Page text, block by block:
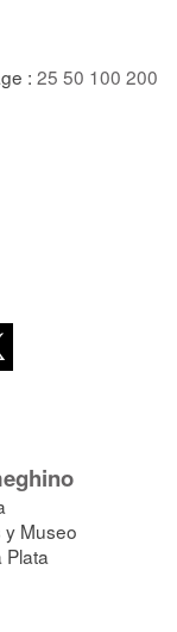
: 25 50 100 200
y Museo
Plata